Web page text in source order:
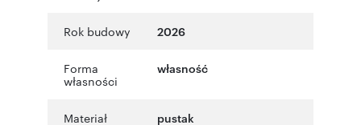
Rok budowy 2026
Forma
własności
własność
Materiał pustak